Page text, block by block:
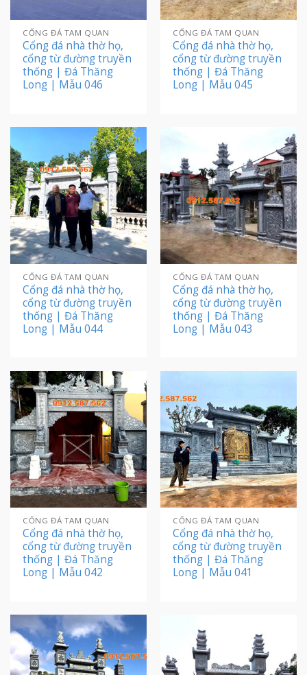
CỔNG ĐÁ TAM QUAN
Cổng đá nhà thờ họ,
cổng từ đường truyền
thống | Đá Thăng
Long | Mẫu 046
CỔNG ĐÁ TAM QUAN
Cổng đá nhà thờ họ,
cổng từ đường truyền
thống | Đá Thăng
Long | Mẫu 045
CỔNG ĐÁ TAM QUAN
Cổng đá nhà thờ họ,
cổng từ đường truyền
thống | Đá Thăng
Long | Mẫu 044
CỔNG ĐÁ TAM QUAN
Cổng đá nhà thờ họ,
cổng từ đường truyền
thống | Đá Thăng
Long | Mẫu 043
CỔNG ĐÁ TAM QUAN
Cổng đá nhà thờ họ,
cổng từ đường truyền
thống | Đá Thăng
Long | Mẫu 042
CỔNG ĐÁ TAM QUAN
Cổng đá nhà thờ họ,
cổng từ đường truyền
thống | Đá Thăng
Long | Mẫu 041